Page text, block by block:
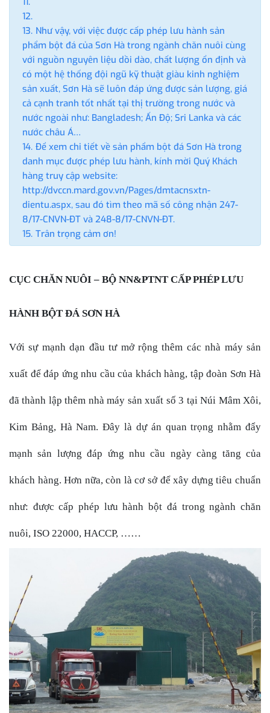
Như vậy, với việc được cấp phép lưu hành sản
phẩm bột đá của Sơn Hà trong ngành chăn nuôi cùng
với nguồn nguyên liệu dồi dào, chất lượng ổn định và
có một hệ thống đội ngũ kỹ thuật giàu kinh nghiệm
sản xuất, Sơn Hà sẽ luôn đáp ứng được sản lượng, giá
cả cạnh tranh tốt nhất tại thị trường trong nước và
nước ngoài như: Bangladesh; Ấn Độ; Sri Lanka và các
nước châu Á…
Để xem chi tiết về sản phẩm bột đá Sơn Hà trong
danh mục được phép lưu hành, kính mời Quý Khách
hàng truy cập website:
http://dvccn.mard.gov.vn/Pages/dmtacnsxtn-
dientu.aspx, sau đó tìm theo mã số công nhận 247-
8/17-CNVN-ĐT và 248-8/17-CNVN-ĐT.
Trân trọng cảm ơn!
CỤC CHĂN NUÔI – BỘ NN&PTNT CẤP PHÉP LƯU
HÀNH BỘT ĐÁ SƠN HÀ
Với sự mạnh dạn đầu tư mở rộng thêm các nhà máy sản
xuất để đáp ứng nhu cầu của khách hàng, tập đoàn Sơn Hà
đã thành lập thêm nhà máy sản xuất số 3 tại Núi Mâm Xôi,
Kim Bảng, Hà Nam. Đây là dự án quan trọng nhằm đẩy
mạnh sản lượng đáp ứng nhu cầu ngày càng tăng của
khách hàng. Hơn nữa, còn là cơ sở để xây dựng tiêu chuẩn
như: được cấp phép lưu hành bột đá trong ngành chăn
nuôi, ISO 22000, HACCP, ……